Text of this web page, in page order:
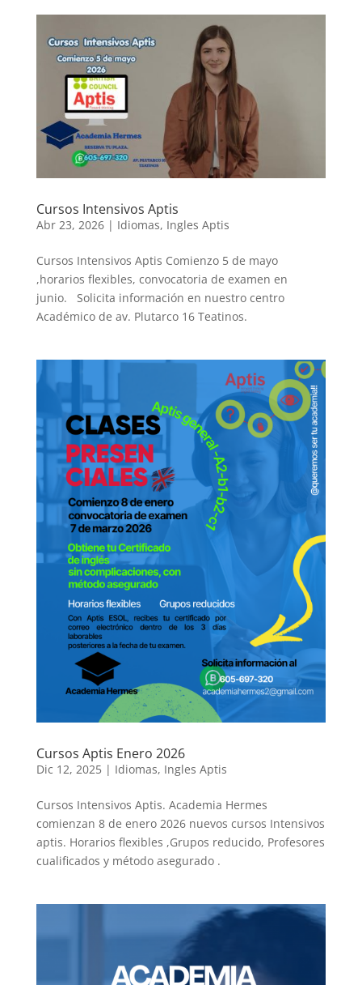
Cursos Intensivos Aptis
Abr 23, 2026| Idiomas, Ingles Aptis
Cursos Intensivos Aptis Comienzo 5 de mayo
,horarios flexibles, convocatoria de examen en
junio. Solicita información en nuestro centro
Académico de av. Plutarco 16 Teatinos.
Cursos Aptis Enero 2026
Dic 12, 2025| Idiomas, Ingles Aptis
Cursos Intensivos Aptis. Academia Hermes
comienzan 8 de enero 2026 nuevos cursos Intensivos
aptis. Horarios flexibles ,Grupos reducido, Profesores
cualificados y método asegurado .